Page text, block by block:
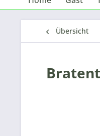
Übersicht